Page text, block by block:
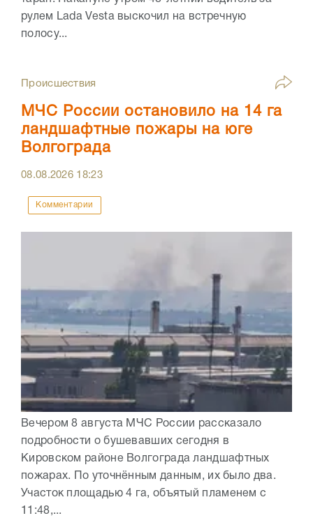
рулем Lada Vesta выскочил на встречную
полосу...
Происшествия
МЧС России остановило на 14 га
ландшафтные пожары на юге
Волгограда
08.08.2026 18:23
Комментарии
Вечером 8 августа МЧС России рассказало
подробности о бушевавших сегодня в
Кировском районе Волгограда ландшафтных
пожарах. По уточнённым данным, их было два.
Участок площадью 4 га, объятый пламенем с
11:48,...